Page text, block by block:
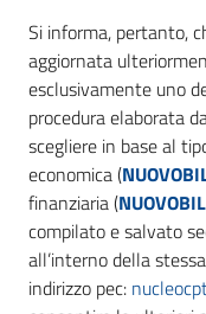
Si informa, pertanto,
aggiornata
esclusivamente uno
procedura elaborata
scegliere in base al
economica (
finanziaria (
compilato e salvato
all’interno della
indirizzo pec: